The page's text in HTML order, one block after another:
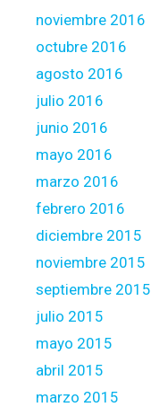
noviembre 2016
octubre 2016
agosto 2016
julio 2016
junio 2016
mayo 2016
marzo 2016
febrero 2016
diciembre 2015
noviembre 2015
septiembre 2015
julio 2015
mayo 2015
abril 2015
marzo 2015